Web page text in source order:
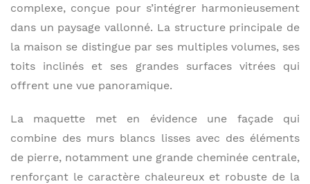
complexe, conçue pour s’intégrer harmonieusement
dans un paysage vallonné. La structure principale de
la maison se distingue par ses multiples volumes, ses
toits inclinés et ses grandes surfaces vitrées qui
offrent une vue panoramique.
La maquette met en évidence une façade qui
combine des murs blancs lisses avec des éléments
de pierre, notamment une grande cheminée centrale,
renforçant le caractère chaleureux et robuste de la